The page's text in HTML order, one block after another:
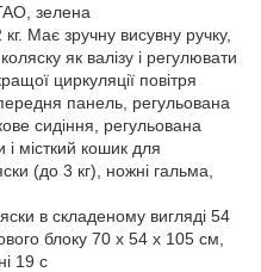
зелена
Має зручну висувну ручку,
як валізу і регулювати
циркуляції повітря
панель, регульована
сидіння, регульована
і місткий кошик для
(до 3 кг), ножні гальма,
в складеному вигляді 54
блоку 70 х 54 х 105 см,
19 с